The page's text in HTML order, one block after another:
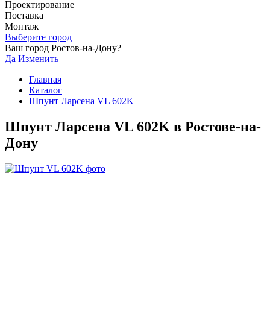
Проектирование
Поставка
Монтаж
Выберите город
Ваш город Ростов-на-Дону?
Да Изменить
Главная
Каталог
Шпунт Ларсена VL 602K
Шпунт Ларсена VL 602K в Ростове-на-
Дону